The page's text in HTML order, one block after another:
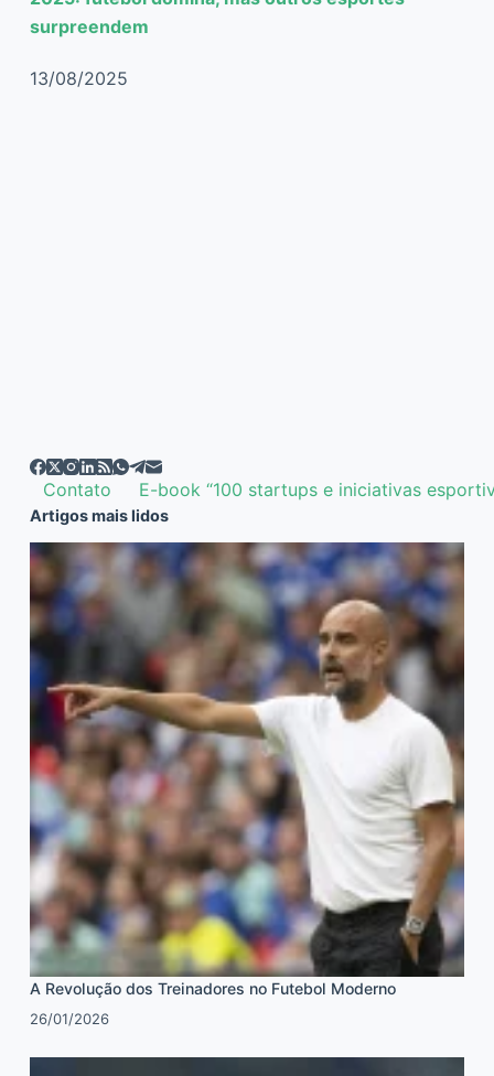
surpreendem
13/08/2025
Contato E-book “100 startups e iniciativas
Artigos mais lidos
A Revolução dos Treinadores no Futebol Moderno
26/01/2026